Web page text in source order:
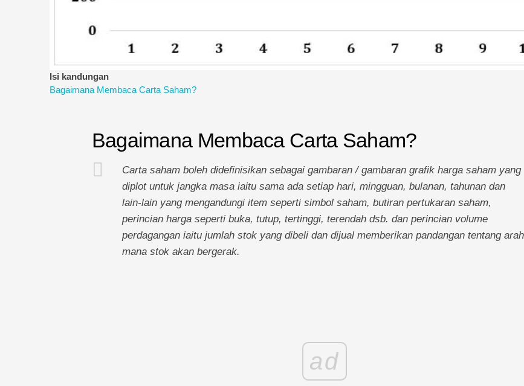
Isi kandungan
Bagaimana Membaca Carta Saham?
Bagaimana Membaca Carta Saham?
Carta saham boleh didefinisikan sebagai gambaran / gambaran grafik harga saham yang
diplot untuk jangka masa iaitu sama ada setiap hari, mingguan, bulanan, tahunan dan
lain-lain yang mengandungi item seperti simbol saham, butiran pertukaran saham,
perincian harga seperti buka, tutup, tertinggi, terendah dsb. dan perincian volume
perdagangan iaitu jumlah stok yang dibeli dan dijual memberikan pandangan tentang arah
mana stok akan bergerak.
ad